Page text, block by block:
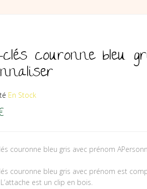
clés couronne bleu
En Stock
couronne bleu gris avec prénom
couronne bleu gris avec prénom est
est un clip en bois.